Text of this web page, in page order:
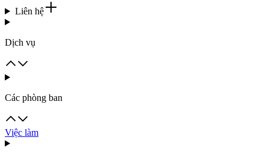
Liên hệ
Dịch vụ
Các phòng ban
Việc làm